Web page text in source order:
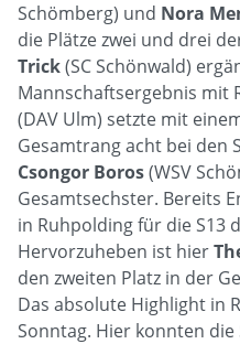
Schömberg) und Nora
die Plätze zwei und drei
Trick(SC Schönwald)
Mannschaftsergebnis mit
(DAV Ulm) setzte mit
Gesamtrang acht bei den
Csongor Boros(WSV
Gesamtsechster. Bereits
in Ruhpolding für die S13
Hervorzuheben ist hier
den zweiten Platz in der
Das absolute Highlight in
Sonntag. Hier konnten die